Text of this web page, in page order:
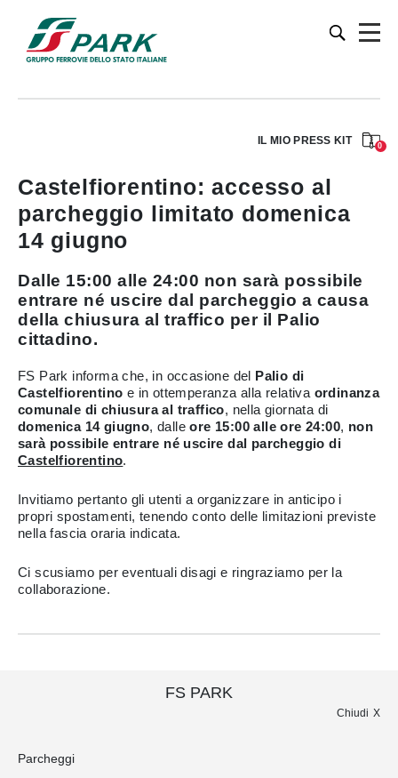
IL MIO PRESS KIT 0
Castelfiorentino: accesso al
parcheggio limitato domenica
14 giugno
Dalle 15:00 alle 24:00 non sarà possibile
entrare né uscire dal parcheggio a causa
della chiusura al traffico per il Palio
cittadino.
FS Park informa che, in occasione del Palio di
Castelfiorentino e in ottemperanza alla relativa ordinanza
comunale di chiusura al traffico, nella giornata di
domenica 14 giugno, dalleore 15:00 alle ore 24:00, non
sarà possibile entrare né uscire dal parcheggio di
Castelfiorentino.
Invitiamo pertanto gli utenti a organizzare in anticipo i
propri spostamenti, tenendo conto delle limitazioni previste
nella fascia oraria indicata.
Ci scusiamo per eventuali disagi e ringraziamo per la
collaborazione.
FS PARK
Chiudi
Parcheggi